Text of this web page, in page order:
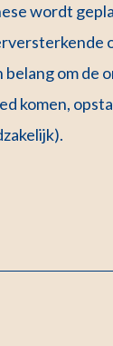
wordt
om de
komen,